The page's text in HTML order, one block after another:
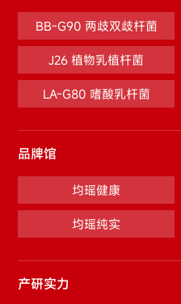
BB-G90 两歧双歧杆菌
J26 植物乳植杆菌
LA-G80 嗜酸乳杆菌
品牌馆
均瑶健康
均瑶纯实
产研实力